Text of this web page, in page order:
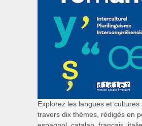
Explorez les langues et cultures
travers dix thèmes, rédigés en